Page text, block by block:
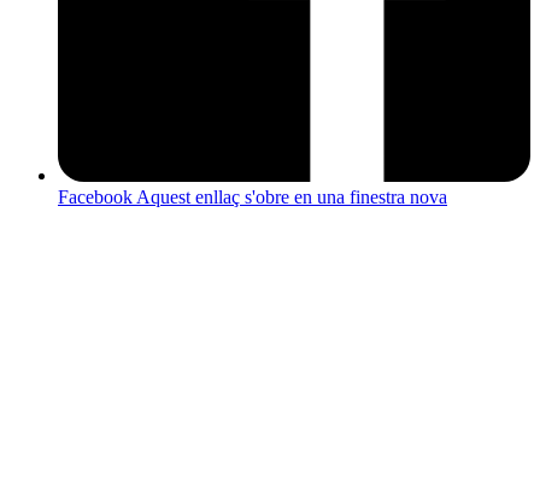
FacebookAquest enllaç s'obre en una finestra nova